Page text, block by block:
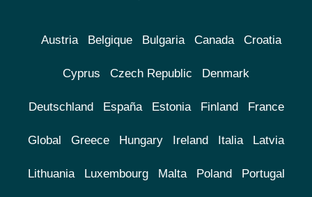
Austria Belgique Bulgaria Canada Croatia
Cyprus Czech Republic Denmark
Deutschland España Estonia Finland France
Global Greece Hungary Ireland Italia Latvia
Lithuania Luxembourg Malta Poland Portugal